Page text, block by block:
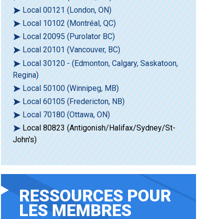
Local 00121 (London, ON)
Local 10102 (Montréal, QC)
Local 20095 (Purolator BC)
Local 20101 (Vancouver, BC)
Local 30120 - (Edmonton, Calgary, Saskatoon,
Regina)
Local 50100 (Winnipeg, MB)
Local 60105 (Fredericton, NB)
Local 70180 (Ottawa, ON)
Local 80823 (Antigonish/Halifax/Sydney/St-
John's)
RESSOURCES POUR
LES MEMBRES